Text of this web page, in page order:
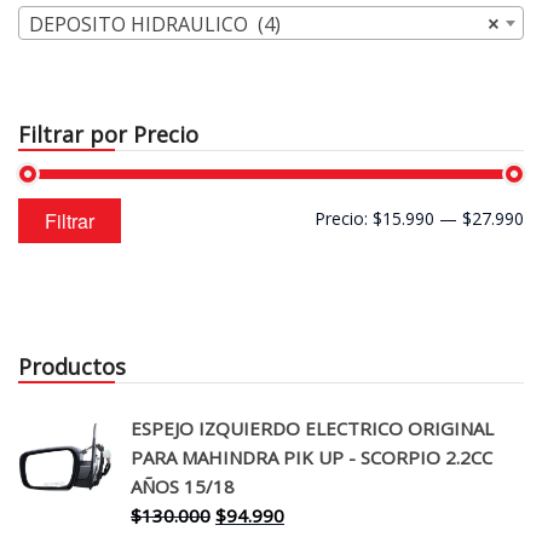
×
DEPOSITO HIDRAULICO (4)
Filtrar por Precio
Precio
mínimo
Precio
máximo
Filtrar Precio: $15.990 — $27.990
Productos
ESPEJO IZQUIERDO ELECTRICO ORIGINAL
PARA MAHINDRA PIK UP - SCORPIO 2.2CC
AÑOS 15/18
$130.000 El
$94.990El